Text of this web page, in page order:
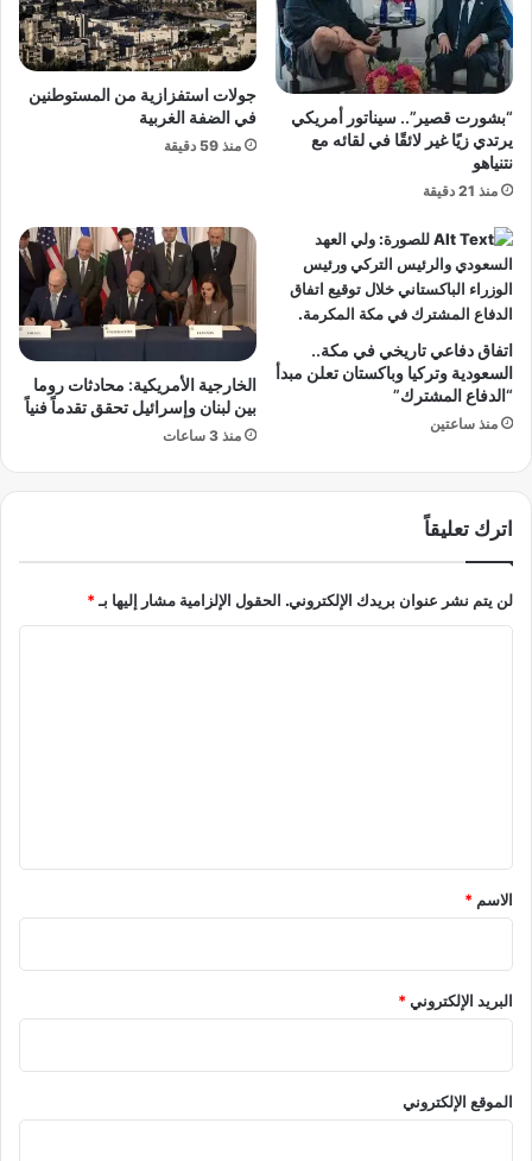
ا
ه
ق
ل
م
ا
ج
ه
ة
ا
ل
م
ن
خ
ا
م
ي
ا
ل
ل
ق
؟
.
ل
ت
ح
ل
ل
ا
ك
م
ة
إ
ت
ي
م
ن
ك
س
ا
ل
“بشورت قصير”.. سيناتور أمريكي
يرتدي زيًا غير لائقًا في لقائه مع
نتنياهو
منذ 21 دقيقة
جولات استفزازية من المستوطنين
في الضفة الغربية
منذ 59 دقيقة
اتفاق دفاعي تاريخي في مكة..
السعودية وتركيا وباكستان تعلن مبدأ
“الدفاع المشترك”
منذ ساعتين
الخارجية الأمريكية: محادثات روما
بين لبنان وإسرائيل تحقق تقدماً فنياً
منذ 3 ساعات
اترك تعليقاً
لن يتم نشر عنوان بريدك الإلكتروني. الحقول الإلزامية مشار إليها بـ*
*
الاسم *
البريد الإلكتروني*
الموقع الإلكتروني